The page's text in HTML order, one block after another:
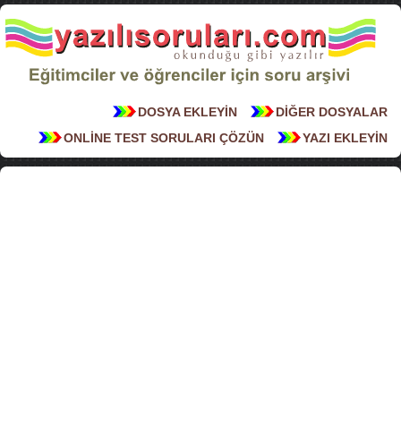
DİĞER DOSYALAR
DOSYA EKLEYİN
YAZI EKLEYİN
ONLİNE TEST SORULARI ÇÖZÜN